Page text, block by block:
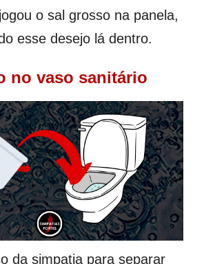
o sal grosso na panela,
esse desejo lá dentro.
no vaso sanitário
da simpatia para separar